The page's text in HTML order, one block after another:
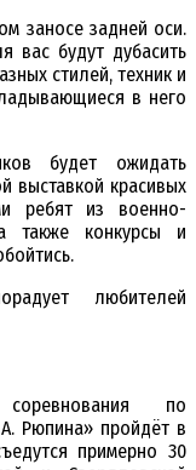
заносе задней оси.
вас будут дубасить
стилей, техник и
в него
будет ожидать
выставкой красивых
ребят из военно-
также конкурсы и
любителей
по
Рюпина» пройдёт в
примерно 30